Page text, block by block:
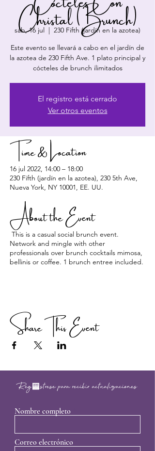
Christal (Brunch)
sáb, 16 jul
  |
230 Fifth (jardín en la azotea)
Este evento se llevará a cabo en el jardín de
la azotea de 230 Fifth Ave. 1 plato principal y
cócteles de brunch ilimitados
El registro está cerrado
Ver otros eventos
Time & Location
16 jul 2022, 14:00 – 18:00
230 Fifth (jardín en la azotea), 230 5th Ave,
Nueva York, NY 10001, EE. UU.
About the Event
This is a casual social brunch event.
Network and mingle with other
professionals over brunch cocktails mimosa,
bellinis or coffee. 1 brunch entree included.
Share This Event
Regístrese para recibir actualizaciones
Nombre completo
Correo electrónico